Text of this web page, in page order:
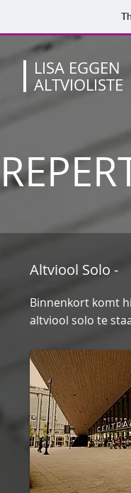
LISA EGGEN
ALTVIOLISTE
Altviool Solo -
Binnenkort komt
altviool solo te